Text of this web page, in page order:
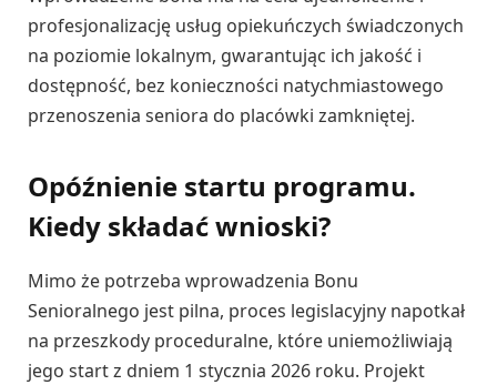
profesjonalizację usług opiekuńczych świadczonych
na poziomie lokalnym, gwarantując ich jakość i
dostępność, bez konieczności natychmiastowego
przenoszenia seniora do placówki zamkniętej.
Opóźnienie startu programu.
Kiedy składać wnioski?
Mimo że potrzeba wprowadzenia Bonu
Senioralnego jest pilna, proces legislacyjny napotkał
na przeszkody proceduralne, które uniemożliwiają
jego start z dniem 1 stycznia 2026 roku. Projekt